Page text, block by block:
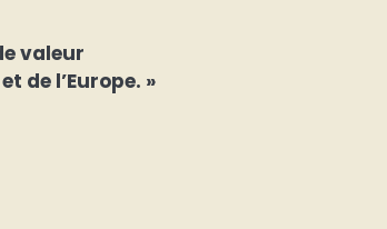
valeur
de l’Europe. »